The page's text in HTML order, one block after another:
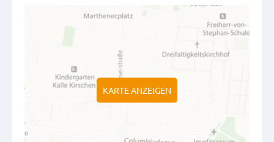
KARTE ANZEIGEN